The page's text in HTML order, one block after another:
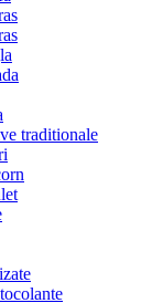
traditionale